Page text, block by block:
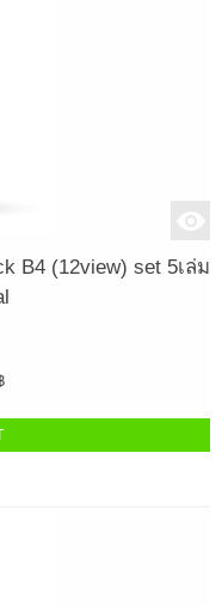
B4 (12view) set 5เล่ม
฿